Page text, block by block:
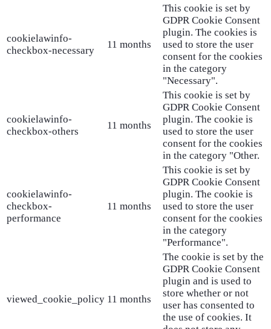
cookielawinfo-
checkbox-necessary
11 months
This cookie is set by
GDPR Cookie Consent
plugin. The cookies is
used to store the user
consent for the cookies
in the category
"Necessary".
cookielawinfo-
checkbox-others
11 months
This cookie is set by
GDPR Cookie Consent
plugin. The cookie is
used to store the user
consent for the cookies
in the category "Other.
cookielawinfo-
checkbox-
performance
11 months
This cookie is set by
GDPR Cookie Consent
plugin. The cookie is
used to store the user
consent for the cookies
in the category
"Performance".
viewed_cookie_policy 11 months
The cookie is set by the
GDPR Cookie Consent
plugin and is used to
store whether or not
user has consented to
the use of cookies. It